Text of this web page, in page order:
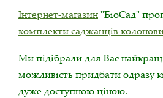
Інтернет-магазин "БіоСад"
комплекти саджанців
Ми підібрали для Вас
можливість придбати одразу
дуже доступною ціною.